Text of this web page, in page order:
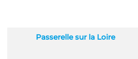
Passerelle sur la Loire